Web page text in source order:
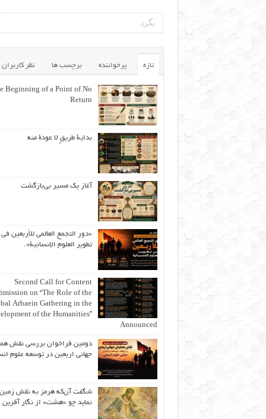
تازه پرخواننده برچسب ها نظر کاربران
Beginning of a Point of No
Return
بداية طريقٍ لا عودة منه
آغاز یک مسیر بی‌بازگشت
«دور التجمع العالمي للأربعين في
تطوير العلوم الإنسانية».
Second Call for Content
on “The Role of the
Arbaein Gathering in the
of the Humanities”
Announced
دومین فراخوان بررسی نقش
جهانی اربعین در توسعه علوم
شگفت آن‌که هرمز به نقش زمین
نماید چو «هشت» از نگار آفرین